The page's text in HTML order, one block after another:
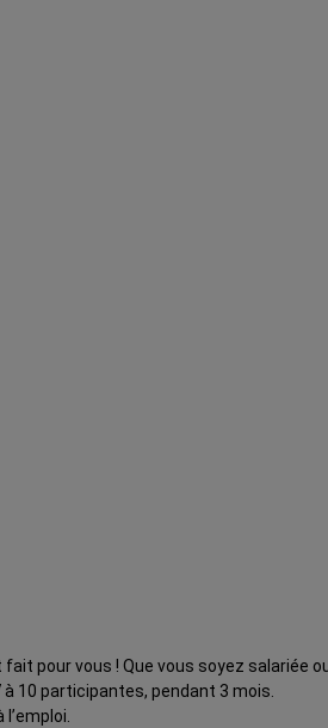
pour vous ! Que vous soyez salariée
10 participantes, pendant 3 mois.